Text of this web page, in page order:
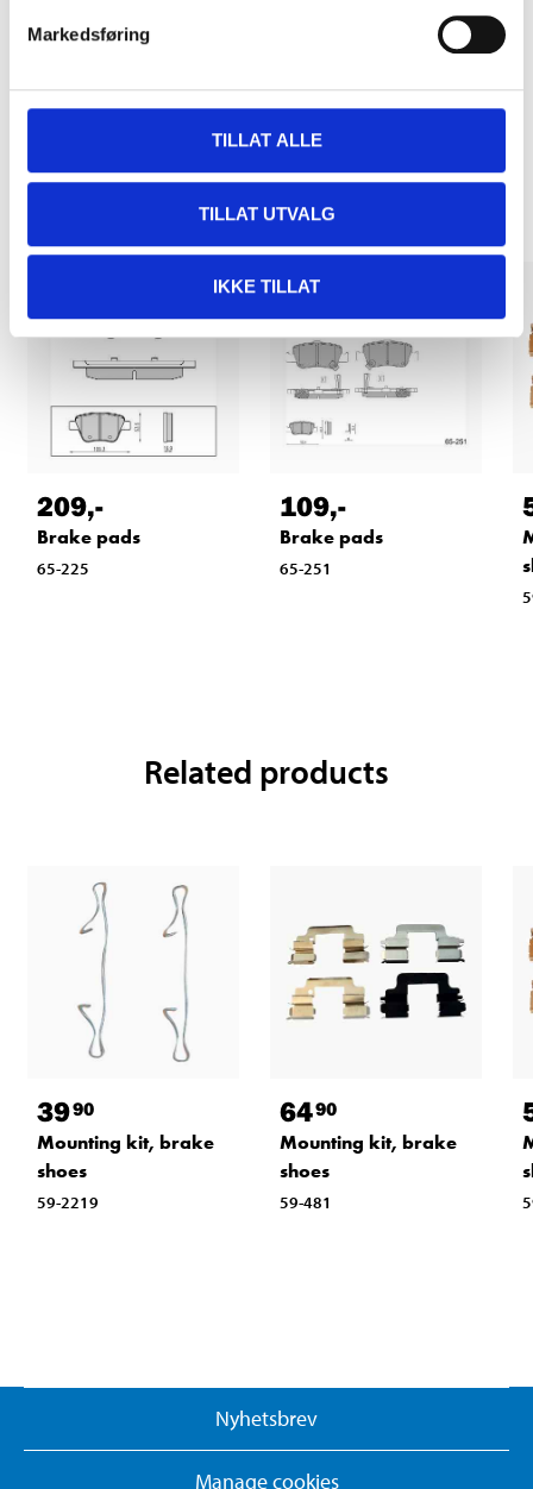
Markedsføring
TILLAT ALLE
TILLAT UTVALG
IKKE TILLAT
Pay & Collect in your local store within 2 hours!
Other customers also bought
209,-
Brake pads
65-225
109,-
Brake pads
65-251
Related products
3990
Mounting kit, brake
shoes
59-2219
6490
Mounting kit, brake
shoes
59-481
Nyhetsbrev
Manage cookies